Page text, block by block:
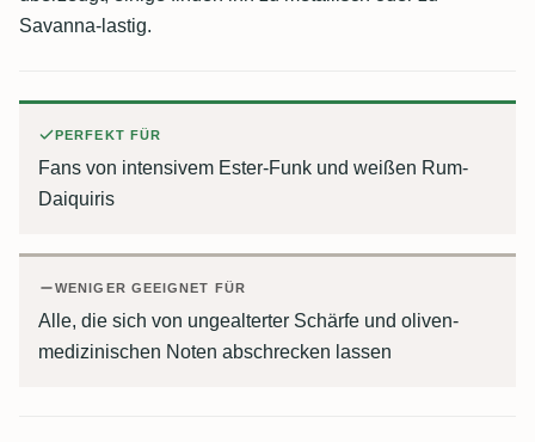
Savanna-lastig.
PERFEKT FÜR
Fans von intensivem Ester-Funk und weißen Rum-
Daiquiris
WENIGER GEEIGNET FÜR
Alle, die sich von ungealterter Schärfe und oliven-
medizinischen Noten abschrecken lassen